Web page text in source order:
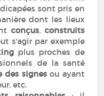
sont pris en
dont les lieux
conçus, construits
s'agir par exemple
plus proches de
de la santé
des signesou ayant
etc.